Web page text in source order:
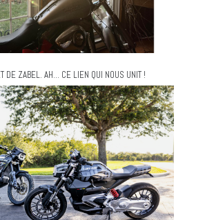
DE ZABEL. AH… CE LIEN QUI NOUS UNIT !